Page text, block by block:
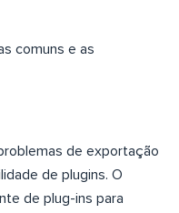
comuns e as
de exportação
de plugins. O
de plug-ins para